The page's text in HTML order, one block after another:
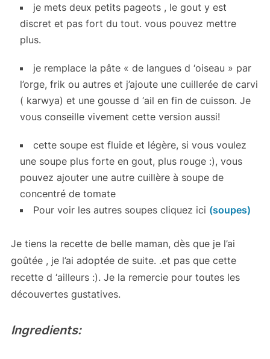
je mets deux petits pageots , le gout y est
discret et pas fort du tout. vous pouvez mettre
plus.
je remplace la pâte « de langues d ‘oiseau » par
l’orge, frik ou autres et j’ajoute une cuillerée de carvi
( karwya) et une gousse d ‘ail en fin de cuisson. Je
vous conseille vivement cette version aussi!
cette soupe est fluide et légère, si vous voulez
une soupe plus forte en gout, plus rouge :), vous
pouvez ajouter une autre cuillère à soupe de
concentré de tomate
Pour voir les autres soupes cliquez ici (soupes)
Je tiens la recette de belle maman, dès que je l’ai
goûtée , je l’ai adoptée de suite. .et pas que cette
recette d ‘ailleurs :). Je la remercie pour toutes les
découvertes gustatives.
Ingredients: